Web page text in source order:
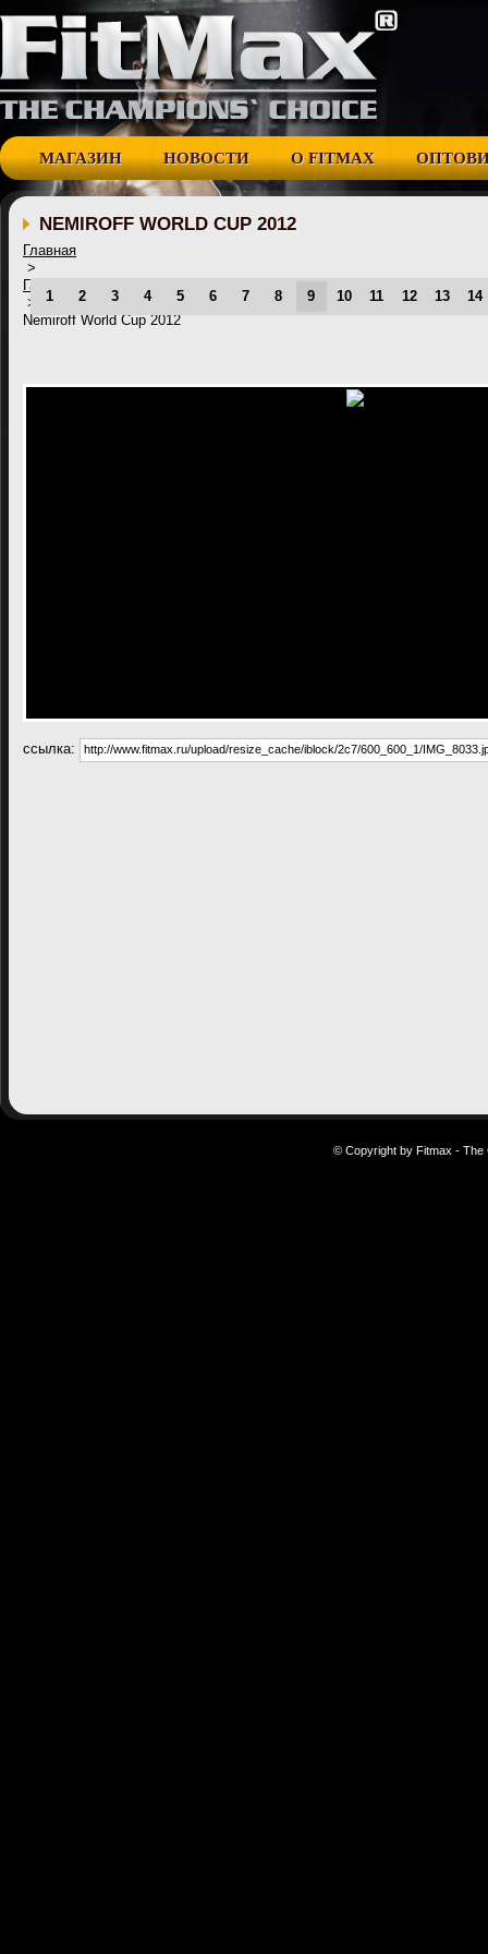
МАГАЗИН НОВОСТИ О FITMAX
NEMIROFF WORLD CUP 2012
Главная
>
Галерея
>
Nemiroff World Cup 2012
cсылка:
1 2 3 4 5 6 7 8 9 10 11 12 13 14
© Copyright by Fitmax - The